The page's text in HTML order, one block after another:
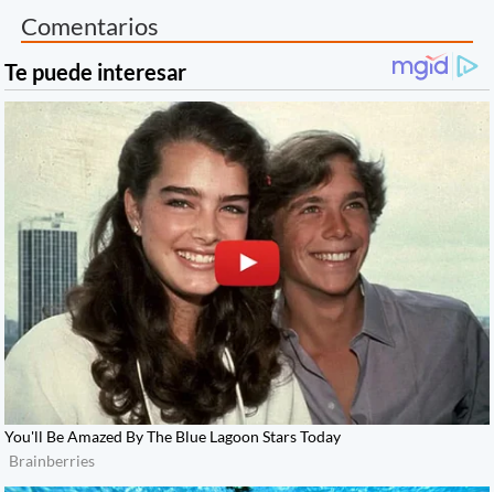
Comentarios